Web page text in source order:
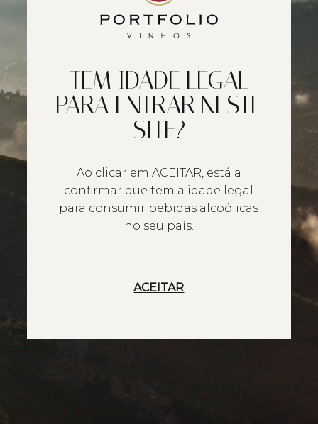
TEM IDADE LEGAL
PARA ENTRAR NESTE
SITE?
Ao clicar em ACEITAR, está a
confirmar que tem a idade legal
para consumir bebidas alcoólicas
no seu país.
ACEITAR